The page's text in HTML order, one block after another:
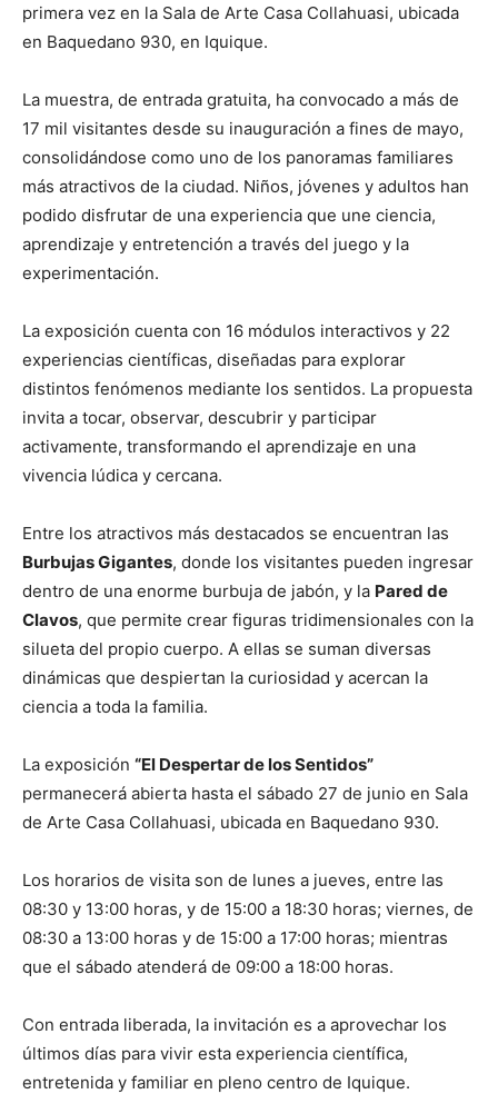
primera vez en la Sala de Arte Casa Collahuasi, ubicada
en Baquedano 930, en Iquique.
La muestra, de entrada gratuita, ha convocado a más de
17 mil visitantes desde su inauguración a fines de mayo,
consolidándose como uno de los panoramas familiares
más atractivos de la ciudad. Niños, jóvenes y adultos han
podido disfrutar de una experiencia que une ciencia,
aprendizaje y entretención a través del juego y la
experimentación.
La exposición cuenta con 16 módulos interactivos y 22
experiencias científicas, diseñadas para explorar
distintos fenómenos mediante los sentidos. La propuesta
invita a tocar, observar, descubrir y participar
activamente, transformando el aprendizaje en una
vivencia lúdica y cercana.
Entre los atractivos más destacados se encuentran las
Burbujas Gigantes, donde los visitantes pueden ingresar
dentro de una enorme burbuja de jabón, y la Pared de
Clavos, que permite crear figuras tridimensionales con la
silueta del propio cuerpo. A ellas se suman diversas
dinámicas que despiertan la curiosidad y acercan la
ciencia a toda la familia.
La exposición “El Despertar de los Sentidos”
permanecerá abierta hasta el sábado 27 de junio en Sala
de Arte Casa Collahuasi, ubicada en Baquedano 930.
Los horarios de visita son de lunes a jueves, entre las
08:30 y 13:00 horas, y de 15:00 a 18:30 horas; viernes, de
08:30 a 13:00 horas y de 15:00 a 17:00 horas; mientras
que el sábado atenderá de 09:00 a 18:00 horas.
Con entrada liberada, la invitación es a aprovechar los
últimos días para vivir esta experiencia científica,
entretenida y familiar en pleno centro de Iquique.